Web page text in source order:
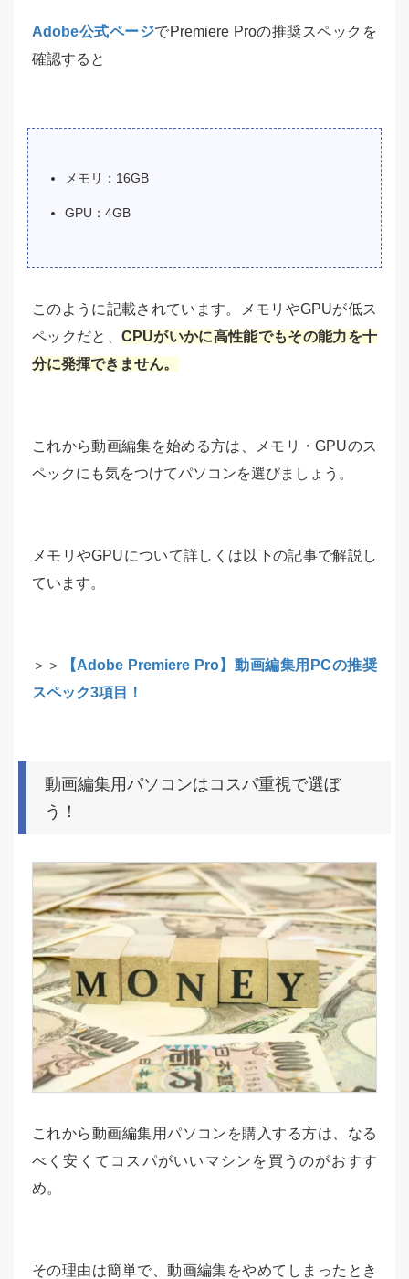
Adobe公式ページでPremiere Proの推奨スペックを
確認すると
メモリ：16GB
GPU：4GB
このように記載されています。メモリやGPUが低ス
ペックだと、 CPUがいかに高性能でもその能力を十
分に発揮できません。
これから動画編集を始める方は、メモリ・GPUのス
ペックにも気をつけてパソコンを選びましょう。
メモリやGPUについて詳しくは以下の記事で解説し
ています。
＞＞
【Adobe Premiere Pro】動画編集用PCの推奨
スペック3項目！
動画編集用パソコンはコスパ重視で選ぼ
う！
これから動画編集用パソコンを購入する方は、なる
べく安くてコスパがいいマシンを買うのがおすす
め。
その理由は簡単で、動画編集をやめてしまったとき